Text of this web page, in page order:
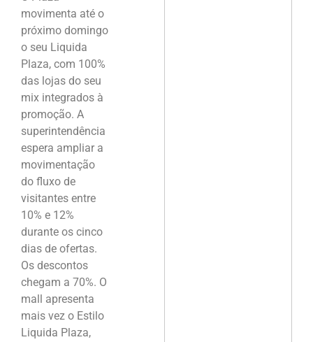
movimenta até o
próximo domingo
o seu Liquida
Plaza, com 100%
das lojas do seu
mix integrados à
promoção. A
superintendência
espera ampliar a
movimentação
do fluxo de
visitantes entre
10% e 12%
durante os cinco
dias de ofertas.
Os descontos
chegam a 70%. O
mall apresenta
mais vez o Estilo
Liquida Plaza,